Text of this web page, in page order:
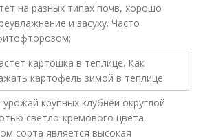
на разных типах почв, хорошо
и засуху. Часто
крупных клубней округлой
светло-кремового цвета.
сорта является высокая